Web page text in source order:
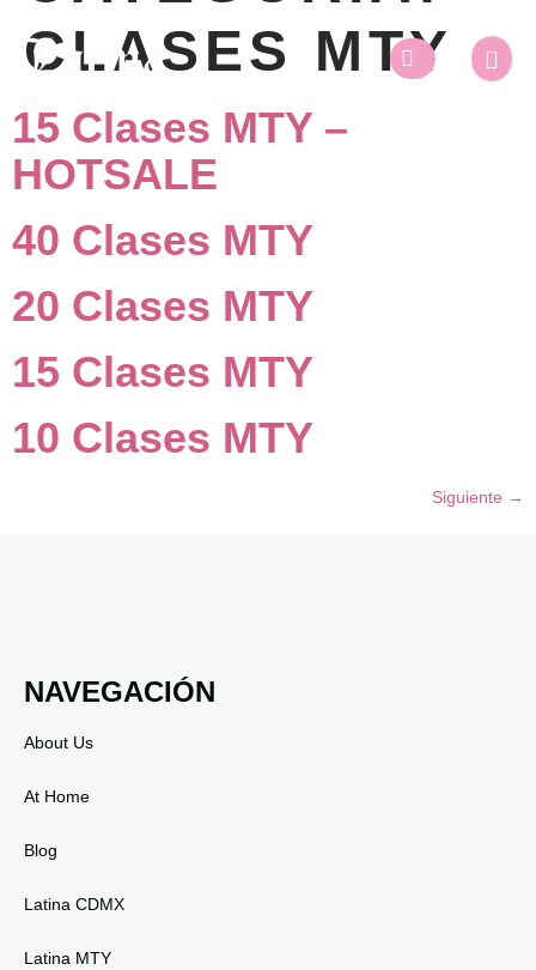
CLASES MTY
15 Clases MTY –
HOTSALE
40 Clases MTY
20 Clases MTY
15 Clases MTY
10 Clases MTY
Siguiente →
NAVEGACIÓN
About Us
At Home
Blog
Latina CDMX
Latina MTY